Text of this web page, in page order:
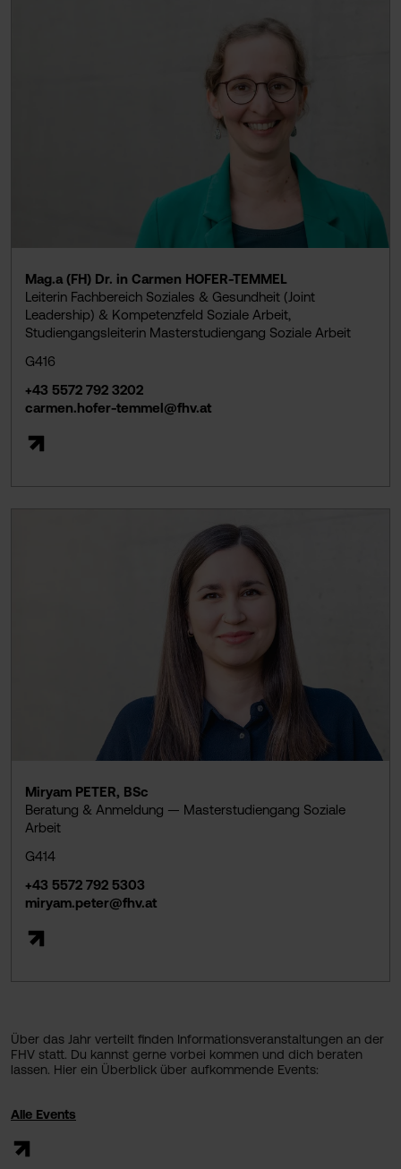
Mag.a (FH) Dr. in Carmen HOFER-TEMMEL
Leiterin Fachbereich Soziales & Gesundheit (Joint
Leadership) & Kompetenzfeld Soziale Arbeit,
Studiengangsleiterin Masterstudiengang Soziale Arbeit
G416
+43 5572 792 3202
carmen.hofer-temmel@fhv.at
Miryam PETER, BSc
Beratung & Anmeldung — Masterstudiengang Soziale
Arbeit
G414
+43 5572 792 5303
miryam.peter@fhv.at
Über das Jahr verteilt finden Informationsveranstaltungen an der
FHV statt. Du kannst gerne vorbei kommen und dich beraten
lassen. Hier ein Überblick über aufkommende Events:
Alle Events